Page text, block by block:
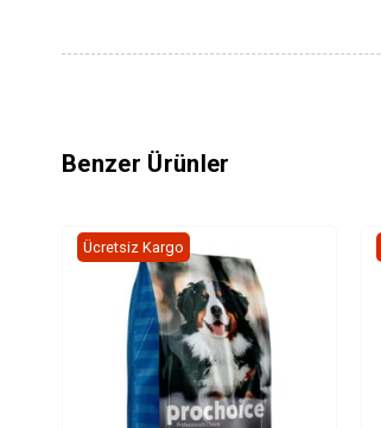
Benzer Ürünler
Ücretsiz Kargo